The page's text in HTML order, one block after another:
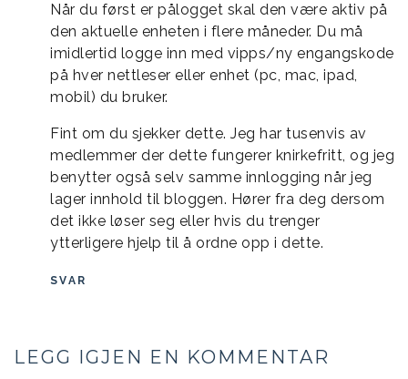
Når du først er pålogget skal den være aktiv på
den aktuelle enheten i flere måneder. Du må
imidlertid logge inn med vipps/ny engangskode
på hver nettleser eller enhet (pc, mac, ipad,
mobil) du bruker.
Fint om du sjekker dette. Jeg har tusenvis av
medlemmer der dette fungerer knirkefritt, og jeg
benytter også selv samme innlogging når jeg
lager innhold til bloggen. Hører fra deg dersom
det ikke løser seg eller hvis du trenger
ytterligere hjelp til å ordne opp i dette.
SVAR
LEGG IGJEN EN KOMMENTAR